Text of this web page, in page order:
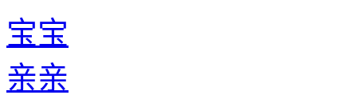
宝宝
亲亲